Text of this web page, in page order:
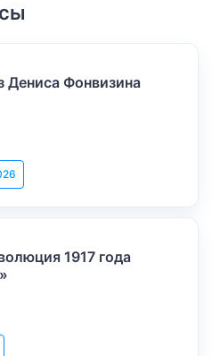
Дениса Фонвизина
1917 года